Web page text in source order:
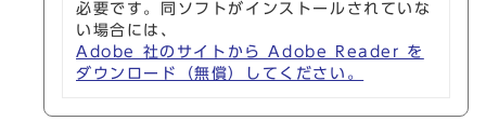
必要です。同ソフトがインストールされていな
い場合には、
Adobe 社のサイトから Adobe Reader を
ダウンロード（無償）してください。